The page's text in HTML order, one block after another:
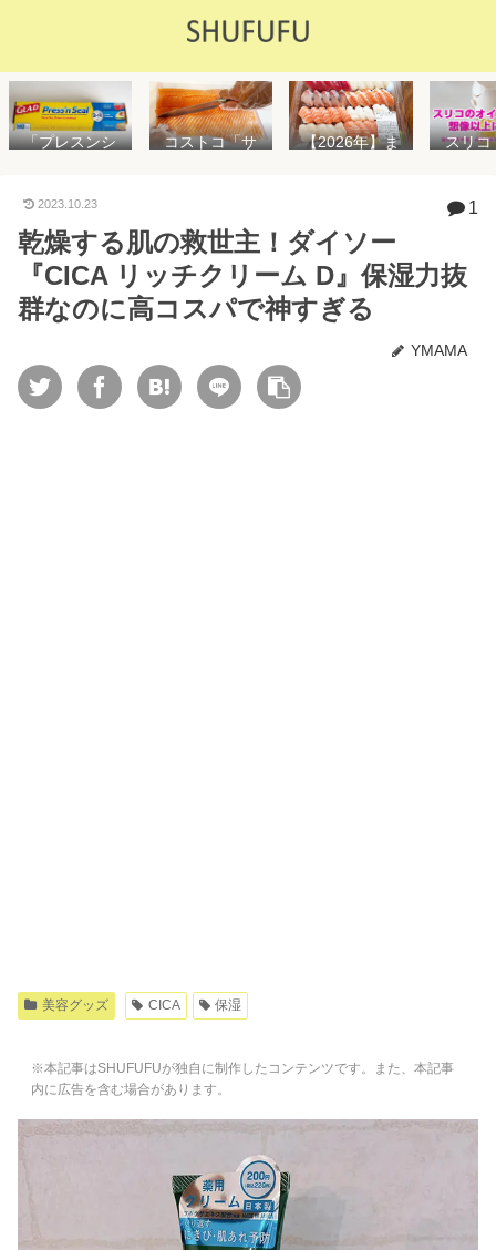
「プレスンシ
説！コストコ
る店はどこ？
粘着面に危険
性はない？
コストコ「サ
や冷凍保存方
法を紹介
【2026年】ま
が高いけど購
入するべき？
スリコ
思え
イル差
WAY
2023.10.23 1
乾燥する肌の救世主！ダイソー
『CICA リッチクリーム D』保湿力抜
群なのに高コスパで神すぎる
YMAMA
美容グッズ CICA 保湿
※本記事はSHUFUFUが独自に制作したコンテンツです。また、本記事
内に広告を含む場合があります。